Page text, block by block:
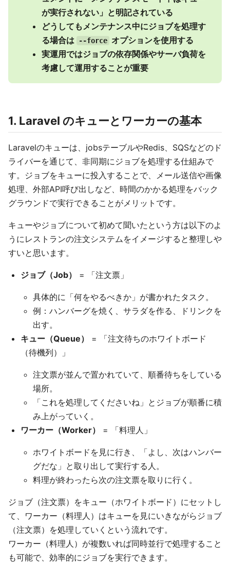
が実行されない」と明記されている
どうしてもメンテナンス中にジョブを処理す
る場合は
--force オプションを使用する
実運用ではジョブの依存関係やサーバ負荷を
考慮して運用することが重要
1. Laravel のキューとワーカーの基本
Laravelのキューは、jobsテーブルやRedis、SQSなどのド
ライバーを通じて、非同期にジョブを処理する仕組みで
す。ジョブをキューに投入することで、メール送信や画像
処理、外部API呼び出しなど、時間のかかる処理をバック
グラウンドで実行できることがメリットです。
キューやジョブについて初めて聞いたという方は以下のよ
うにレストランの注文システムをイメージすると整理しや
すいと思います。
ジョブ（Job） = 「注文票」
具体的に「何をやるべきか」が書かれたタスク。
例：ハンバーグを焼く、サラダを作る、ドリンクを
出す。
キュー（Queue）
= 「注文待ちのホワイトボード
（待機列）」
注文票が並んで置かれていて、順番待ちをしている
場所。
「これを処理してくださいね」とジョブが順番に積
み上がっていく。
ワーカー（Worker）
= 「料理人」
ホワイトボードを見に行き、「よし、次はハンバー
グだな」と取り出して実行する人。
料理が終わったら次の注文票を取りに行く。
ジョブ（注文票）をキュー（ホワイトボード）にセットし
て、ワーカー（料理人）はキューを見にいきながらジョブ
（注文票）を処理していくという流れです。
ワーカー（料理人）が複数いれば同時並行で処理すること
も可能で、効率的にジョブを実行できます。